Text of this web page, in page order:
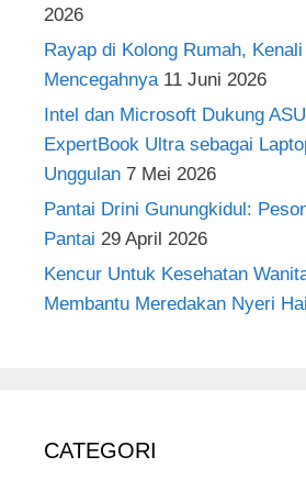
2026
Rayap di Kolong Rumah,
Mencegahnya 11 Juni 2026
Intel dan Microsoft Dukung
ExpertBook Ultra sebagai
Unggulan 7 Mei 2026
Pantai Drini Gunungkidul:
Pantai 29 April 2026
Kencur Untuk Kesehatan
Membantu Meredakan Nyeri
CATEGORI